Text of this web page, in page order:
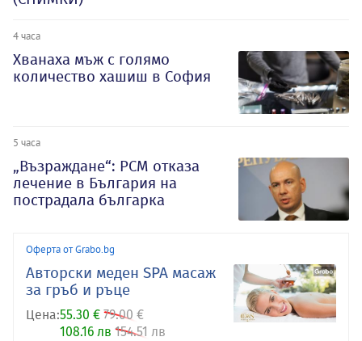
4 часа
Хванаха мъж с голямо
количество хашиш в София
5 часа
„Възраждане“: РСМ отказа
лечение в България на
пострадала българка
Оферта от Grabo.bg
Авторски меден SPA масаж
за гръб и ръце
Цена:55.30 € 79.00 €
108.16 лв 154.51 лв